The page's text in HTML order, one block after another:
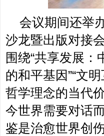
会议期间还举
沙龙暨出版对接
围绕“共享发展：
的和平基因”“文
哲学理念的当代
今世界需要对话
鉴是治愈世界创